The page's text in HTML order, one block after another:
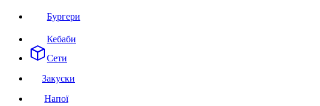
Бургери
Кебаби
Сети
Закуски
Напої